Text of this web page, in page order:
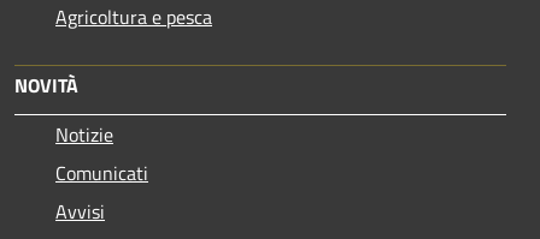
Agricoltura e pesca
NOVITÀ
Notizie
Comunicati
Avvisi